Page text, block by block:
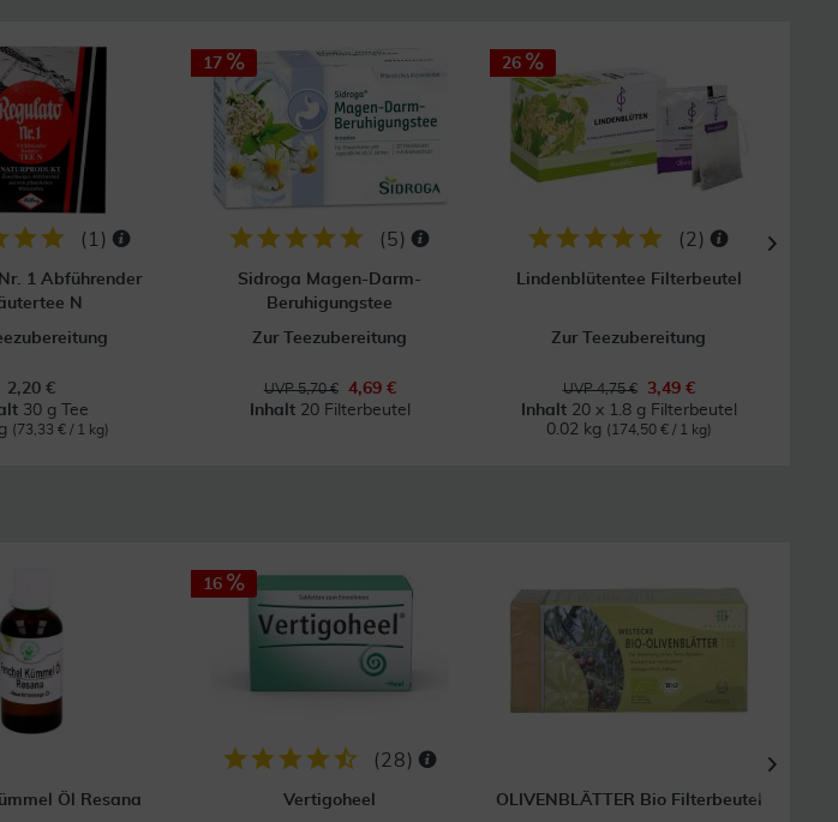
( 1 )
1 Abführender
N
2,20 €
30 g Tee
(73,33 € / 1 kg)
17
(5)
Sidroga Magen-Darm-
Beruhigungstee
Zur Teezubereitung
UVP 5,70 €
4,69 €
Inhalt 20 Filterbeutel
26
(2 )
Lindenblütentee Filterbeutel
Zur Teezubereitung
UVP 4,75 €
3,49 €
Inhalt 20 x 1.8 g Filterbeutel
0.02 kg (174,50 € / 1 kg)
Öl Resana
16
(28)
Vertigoheel OLIVENBLÄTTER Bio Filterbeutel